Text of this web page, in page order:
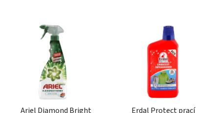
Ariel Diamond Bright
Erdal Protect prací